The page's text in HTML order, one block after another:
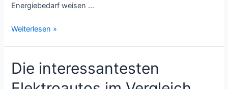
Energiebedarf weisen …
Passivhaus
–
Was
sind
Weiterlesen »
Die interessantesten